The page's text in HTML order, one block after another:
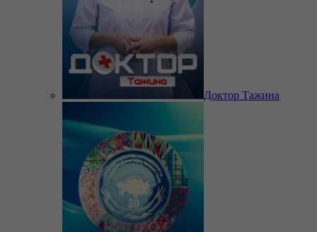
Доктор Тажина